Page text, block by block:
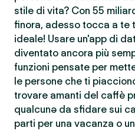
stile di vita? Con 55
finora, adesso tocca a te
ideale! Usare un'app di
diventato ancora più
funzioni pensate per
le persone che ti
trovare amanti del caffè
qualcunə da sfidare sui
parti per una vacanza o